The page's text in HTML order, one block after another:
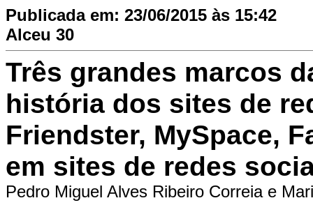
Publicada em: 23/06/2015 às 15:42
Alceu 30
Três grandes marcos
história dos sites de
Friendster, MySpace,
em sites de redes
Pedro Miguel Alves Ribeiro Correia e